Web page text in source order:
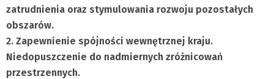
zatrudnienia oraz stymulowania rozwoju pozostałych
obszarów.
2. Zapewnienie spójności wewnętrznej kraju.
Niedopuszczenie do nadmiernych zróżnicowań
przestrzennych.